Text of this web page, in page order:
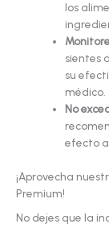
los
sientes
su
médico.
No
efecto
¡Aprovecha
Premium!
No dejes que la